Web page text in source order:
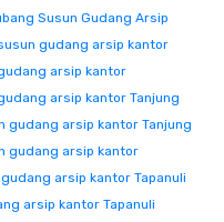
Susun Gudang Arsip
gudang arsip kantor
arsip kantor
arsip kantor Tanjung
gudang arsip kantor Tanjung
gudang arsip kantor
arsip kantor Tapanuli
arsip kantor Tapanuli